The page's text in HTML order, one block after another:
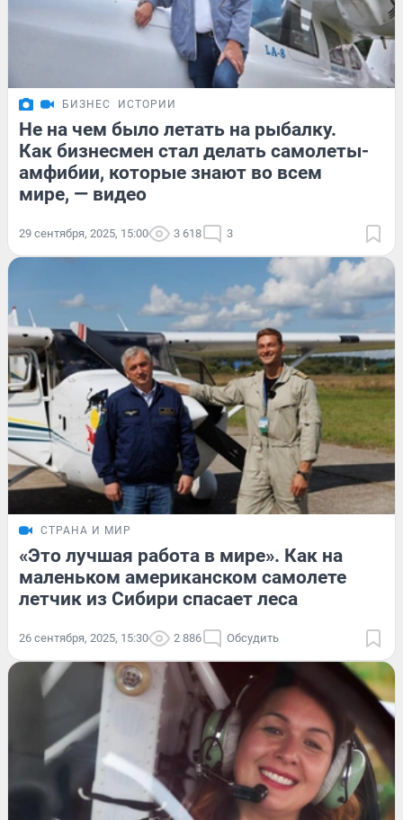
БИЗНЕС ИСТОРИИ
Не на чем было летать на рыбалку.
Как бизнесмен стал делать самолеты-
амфибии, которые знают во всем
мире, — видео
29 сентября, 2025, 15:00 3 618 3
СТРАНА И МИР
«Это лучшая работа в мире». Как на
маленьком американском самолете
летчик из Сибири спасает леса
26 сентября, 2025, 15:30 2 886 Обсудить